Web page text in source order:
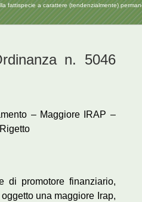
a carattere (tendenzialmente)
n. 5046
– Maggiore IRAP –
di promotore finanziario,
una maggiore Irap,